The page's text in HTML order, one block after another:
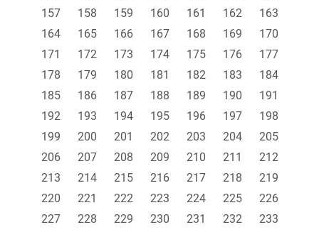
157
158 159 160 161 162
163
164
165 166 167 168 169
170
171
172 173 174 175 176
177
178
179 180 181 182 183
184
185
186 187 188 189 190
191
192
193 194 195 196 197
198
199
200 201 202 203 204
205
206
207 208 209 210 211
212
213
214 215 216 217 218
219
220
221 222 223 224 225
226
227
228 229 230 231 232
233